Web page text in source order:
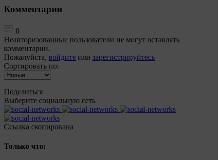
Комментарии
0
Неавторизованные пользователи не могут оставлять
комментарии.
Пожалуйста, войдите или зарегистрируйтесь
Сортировать по:
Поделиться
Выберите социальную сеть
Ccылка скопирована
Только что: